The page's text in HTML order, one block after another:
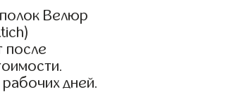
Велюр
после
дней.